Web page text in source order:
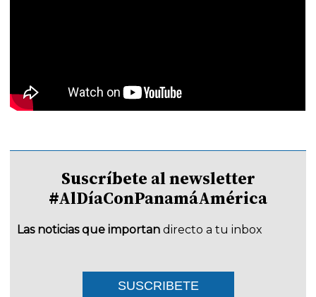
Suscríbete al newsletter
#AlDíaConPanamáAmérica
Las noticias que importan directo a tu inbox
SUSCRIBETE